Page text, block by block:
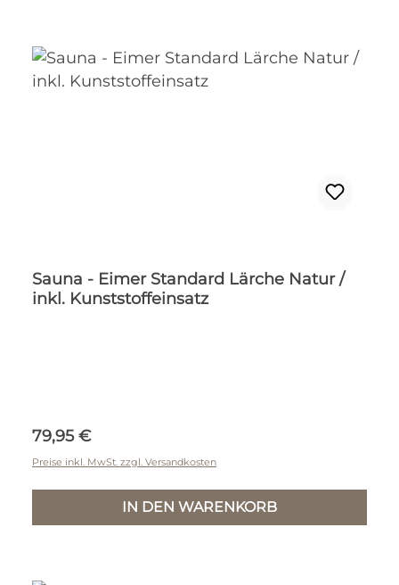
Sauna - Eimer Standard Lärche Natur /
inkl. Kunststoffeinsatz
Regulärer Preis:
79,95 €
Preise inkl. MwSt. zzgl. Versandkosten
IN DEN WARENKORB